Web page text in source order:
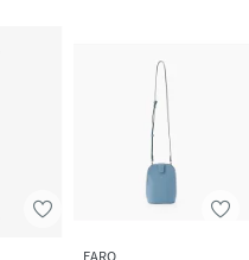
ードを緻密に貼り合わ
とで生まれるドレープの
よさを感じるプロダクト
FARO